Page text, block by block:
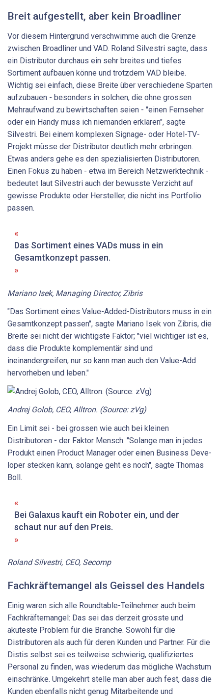
Breit aufgestellt, aber kein Broadliner
Vor diesem Hintergrund verschwimme auch die Grenze
zwischen Broadliner und VAD. Roland Silvestri sagte, dass
ein Distributor durchaus ein sehr breites und tiefes
Sortiment aufbauen könne und trotzdem VAD bleibe.
Wichtig sei einfach, diese Breite über verschiedene Sparten
aufzubauen - besonders in solchen, die ohne gros­sen
Mehraufwand zu bewirtschaften seien - "einen Fernseher
oder ein Handy muss ich niemanden erklären", sagte
Silvestri. Bei einem komplexen Signage- oder Hotel-TV-
Projekt müsse der Distributor deutlich mehr erbringen.
Etwas anders gehe es den spezialisierten Distributoren.
Einen Fokus zu haben - etwa im Bereich Netzwerktechnik -
bedeutet laut Silvestri auch der bewusste Verzicht auf
gewisse Produkte oder Hersteller, die nicht ins Portfolio
passen.
Das Sortiment eines ­VADs muss in ein
Gesamtkonzept passen.
Mariano Isek, Managing Director, Zibris
"Das Sortiment eines Value-Added-Distributors muss in ein
Gesamtkonzept passen", sagte Mariano Isek von Zibris, die
Breite sei nicht der wichtigste Faktor; "viel wichtiger ist es,
dass die Produkte komplementär sind und
ineinandergreifen, nur so kann man auch den Value-Add
hervorheben und leben."
Andrej Golob, CEO, Alltron. (Source: zVg)
Ein Limit sei - bei grossen wie auch bei kleinen
Distributoren - der Faktor Mensch. "Solange man in jedes
Produkt einen Product Manager oder einen Business Deve­
loper stecken kann, solange geht es noch", sagte Thomas
Boll.
Bei Galaxus kauft ein ­Roboter ein, und der
schaut nur auf den Preis.
Roland Silvestri, CEO, Secomp
Fachkräftemangel als Geissel des Handels
Einig waren sich alle Roundtable-Teilnehmer auch beim
Fachkräftemangel: Das sei das derzeit grösste und
akuteste Problem für die Branche. Sowohl für die
Distributoren als auch für deren Kunden und Partner. Für die
Distis selbst sei es teilweise schwierig, qualifiziertes
Personal zu finden, was wiederum das mögliche Wachstum
einschränke. Umgekehrt stelle man aber auch fest, dass die
Kunden ebenfalls nicht genug Mitarbeitende und